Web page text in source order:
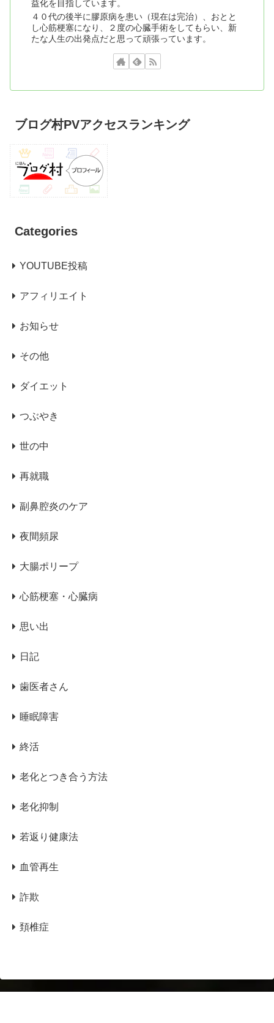
益化を目指しています。
４０代の後半に膠原病を患い（現在は完治）、おとと
し心筋梗塞になり、２度の心臓手術をしてもらい、新
たな人生の出発点だと思って頑張っています。
ブログ村PVアクセスランキング
Categories
YOUTUBE投稿
アフィリエイト
お知らせ
その他
ダイエット
つぶやき
世の中
再就職
副鼻腔炎のケア
夜間頻尿
大腸ポリープ
心筋梗塞・心臓病
思い出
日記
歯医者さん
睡眠障害
終活
老化とつき合う方法
老化抑制
若返り健康法
血管再生
詐欺
頚椎症